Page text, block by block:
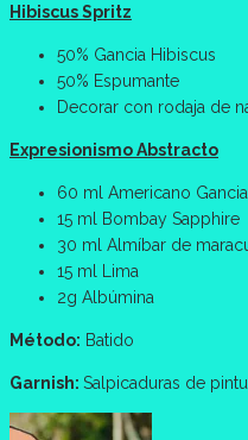
Hibiscus Spritz
50% Gancia Hibiscus
50% Espumante
Decorar con rodaja de
Expresionismo Abstracto
60 ml Americano Gancia
15 ml Bombay Sapphire
30 ml Almíbar de
15 ml Lima
2g Albúmina
Método: Batido
Garnish: Salpicaduras de